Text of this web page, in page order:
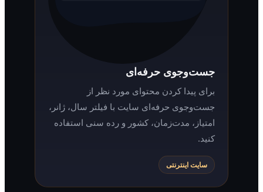
جست‌وجوی حرفه‌ای
برای پیدا کردن محتوای مورد نظر از
جست‌وجوی حرفه‌ای سایت با فیلتر سال، ژانر،
امتیاز، مدت‌زمان، کشور و رده سنی استفاده
سایت اینترنتی